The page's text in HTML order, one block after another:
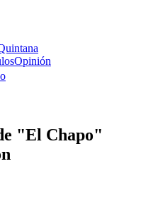
Opinión
"El Chapo"